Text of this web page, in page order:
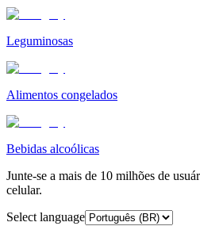
Leguminosas
Alimentos congelados
Bebidas alcoólicas
Junte-se a mais de 10 milhões de
celular.
Select language